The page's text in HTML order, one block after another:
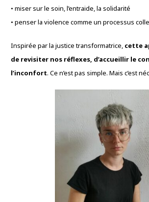
• miser sur le soin, l’entraide, la solidarité
• penser la violence comme un processus
Inspirée par la justice transformatrice, cette
de revisiter nos réflexes, d’accueillir le
l’inconfort. Ce n’est pas simple. Mais c’est